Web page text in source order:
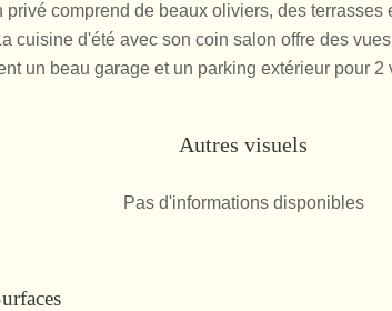
privé comprend de beaux oliviers, des terrasses
cuisine d'été avec son coin salon offre des
un beau garage et un parking extérieur pour
Autres visuels
Pas d'informations disponibles